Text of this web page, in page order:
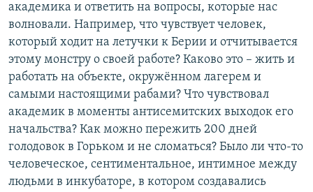
академика и ответить на вопросы, которые нас
волновали. Например, что чувствует человек,
который ходит на летучки к Берии и отчитывается
этому монстру о своей работе? Каково это – жить и
работать на объекте, окружённом лагерем и
самыми настоящими рабами? Что чувствовал
академик в моменты антисемитских выходок его
начальства? Как можно пережить 200 дней
голодовок в Горьком и не сломаться? Было ли что-то
человеческое, сентиментальное, интимное между
людьми в инкубаторе, в котором создавались